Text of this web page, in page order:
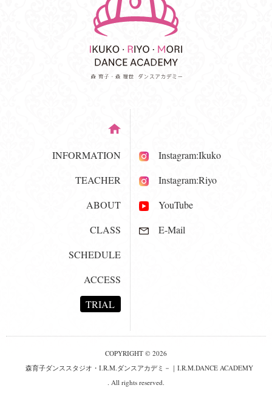
INFORMATION
TEACHER
ABOUT
CLASS
SCHEDULE
ACCESS
TRIAL
Instagram:Ikuko
Instagram:Riyo
YouTube
E-Mail
COPYRIGHT © 2026
森育子ダンススタジオ・I.R.M.ダンスアカデミ－｜I.R.M.DANCE ACADEMY
. All rights reserved.